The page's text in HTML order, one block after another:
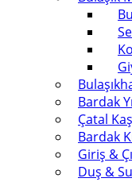
Bardak
Çatal
Bardak
Giriş &
Duş &